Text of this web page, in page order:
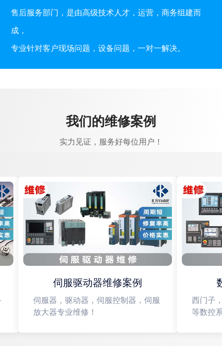
售后服务部门，是由高级技术人才，运营，商务组建而
成，
专业针对客户现场问题，设备问题，一对一解决。
我们的维修案例
实力见证，服务好每位用户！
伺服驱动器维修案例
伺服器，驱动器，伺服控制器，伺服
放大器专业维修！
西门子，
等数控系